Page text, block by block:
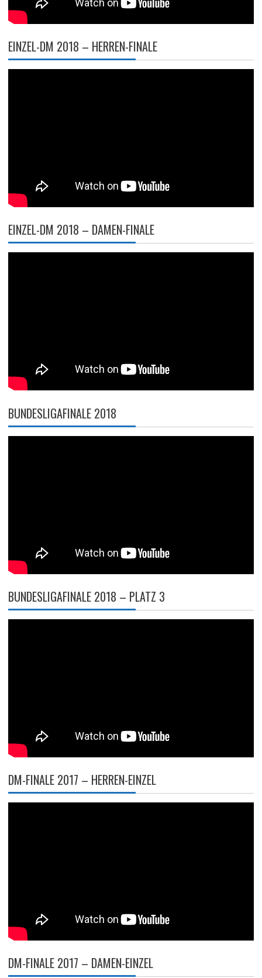
EINZEL-DM 2018 – HERREN-FINALE
EINZEL-DM 2018 – DAMEN-FINALE
BUNDESLIGAFINALE 2018
BUNDESLIGAFINALE 2018 – PLATZ 3
DM-FINALE 2017 – HERREN-EINZEL
DM-FINALE 2017 – DAMEN-EINZEL